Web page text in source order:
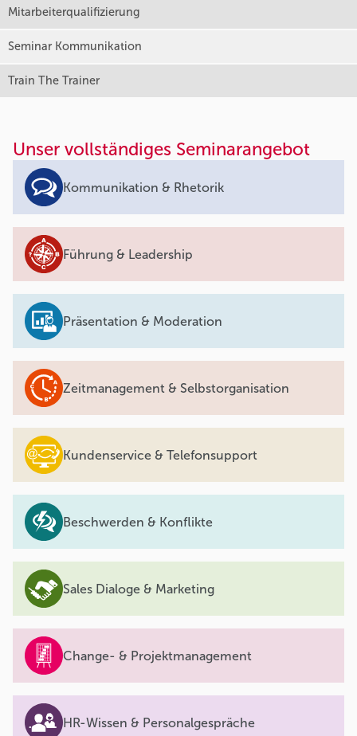
Mitarbeiterqualifizierung
Seminar Kommunikation
Train The Trainer
Unser vollständiges Seminarangebot
Kommunikation & Rhetorik
Führung & Leadership
Präsentation & Moderation
Zeitmanagement & Selbstorganisation
Kundenservice & Telefonsupport
Beschwerden & Konflikte
Sales Dialoge & Marketing
Change- & Projektmanagement
HR-Wissen & Personalgespräche